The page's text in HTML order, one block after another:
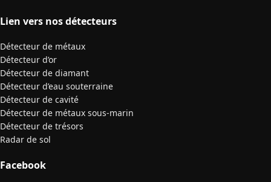
Lien vers nos détecteurs
Détecteur de métaux
Détecteur d’or
Détecteur de diamant
Détecteur d’eau souterraine
Détecteur de cavité
Détecteur de métaux sous-marin
Détecteur de trésors
Radar de sol
Facebook